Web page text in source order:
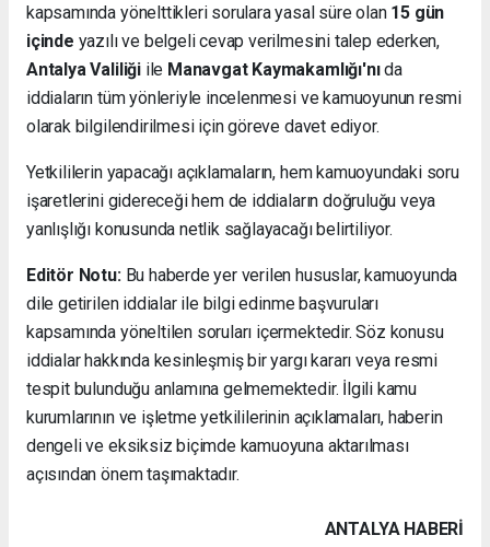
kapsamında yönelttikleri sorulara yasal süre olan 15 gün
içinde yazılı ve belgeli cevap verilmesini talep ederken,
Antalya Valiliğiile Manavgat Kaymakamlığı'nıda
iddiaların tüm yönleriyle incelenmesi ve kamuoyunun resmi
olarak bilgilendirilmesi için göreve davet ediyor.
Yetkililerin yapacağı açıklamaların, hem kamuoyundaki soru
işaretlerini gidereceği hem de iddiaların doğruluğu veya
yanlışlığı konusunda netlik sağlayacağı belirtiliyor.
Editör Notu:Bu haberde yer verilen hususlar, kamuoyunda
dile getirilen iddialar ile bilgi edinme başvuruları
kapsamında yöneltilen soruları içermektedir. Söz konusu
iddialar hakkında kesinleşmiş bir yargı kararı veya resmi
tespit bulunduğu anlamına gelmemektedir. İlgili kamu
kurumlarının ve işletme yetkililerinin açıklamaları, haberin
dengeli ve eksiksiz biçimde kamuoyuna aktarılması
açısından önem taşımaktadır.
ANTALYA HABERİ